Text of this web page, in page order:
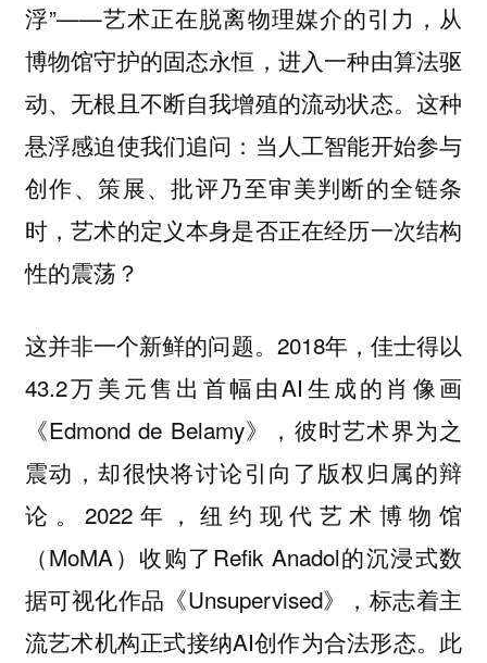
浮”——艺术正在脱离物理媒介的引力，从
博物馆守护的固态永恒，进入一种由算法驱
动、无根且不断自我增殖的流动状态。这种
悬浮感迫使我们追问： 当人工智能开始参与
创作、策展、批评乃至审美判断的全链条
时，艺术的定义本身是否正在经历一次结构
性的震荡？
这并非一个新鲜的问题。2018年，佳士得以
43.2万美元售出首幅由AI生成的肖像画
《Edmond de Belamy》，彼时艺术界为之
震动，却很快将讨论引向了版权归属的辩
论。2022年，纽约现代艺术博物馆
（MoMA）收购了Refik Anadol的沉浸式数
据可视化作品《Unsupervised》，标志着主
流艺术机构正式接纳AI创作为合法形态。此